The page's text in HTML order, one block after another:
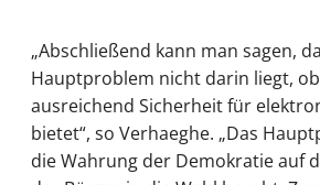
„Abschließend kann man sagen,
Hauptproblem nicht darin liegt,
ausreichend Sicherheit für
bietet“, so Verhaeghe. „Das
die Wahrung der Demokratie auf